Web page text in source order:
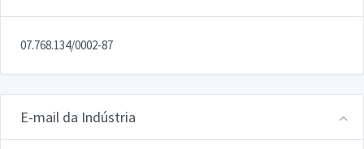
07.768.134/0002-87
E-mail da Indústria